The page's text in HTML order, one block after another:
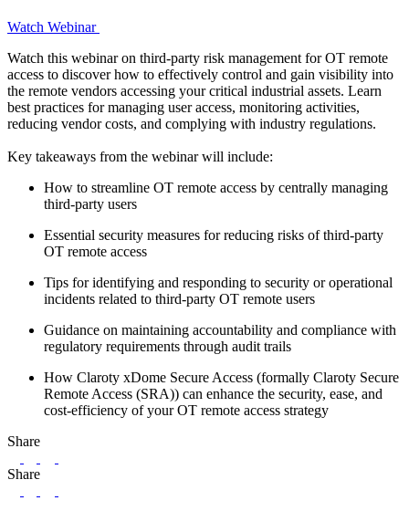
Watch Webinar
Watch this webinar on third-party risk management for OT remote
access to discover how to effectively control and gain visibility into
the remote vendors accessing your critical industrial assets. Learn
best practices for managing user access, monitoring activities,
reducing vendor costs, and complying with industry regulations.
Key takeaways from the webinar will include:
How to streamline OT remote access by centrally managing
third-party users
Essential security measures for reducing risks of third-party
OT remote access
Tips for identifying and responding to security or operational
incidents related to third-party OT remote users
Guidance on maintaining accountability and compliance with
regulatory requirements through audit trails
How Claroty xDome Secure Access (formally Claroty Secure
Remote Access (SRA)) can enhance the security, ease, and
cost-efficiency of your OT remote access strategy
Share
Share